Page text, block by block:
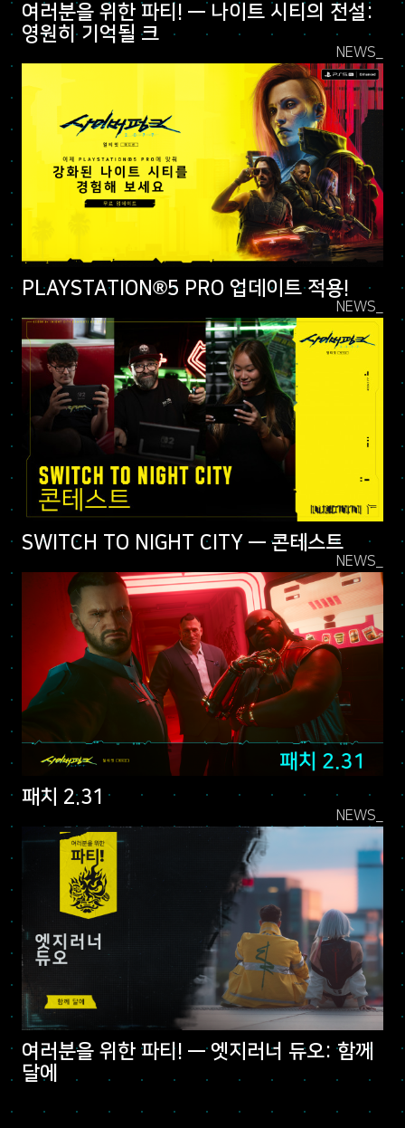
여러분을 위한 파티! — 나이트 시티의 전설:
영원히 기억될 크
NEWS_
PLAYSTATION®5 PRO 업데이트 적용!
NEWS_
SWITCH TO NIGHT CITY — 콘테스트
NEWS_
패치 2.31
NEWS_
여러분을 위한 파티! — 엣지러너 듀오: 함께
달에